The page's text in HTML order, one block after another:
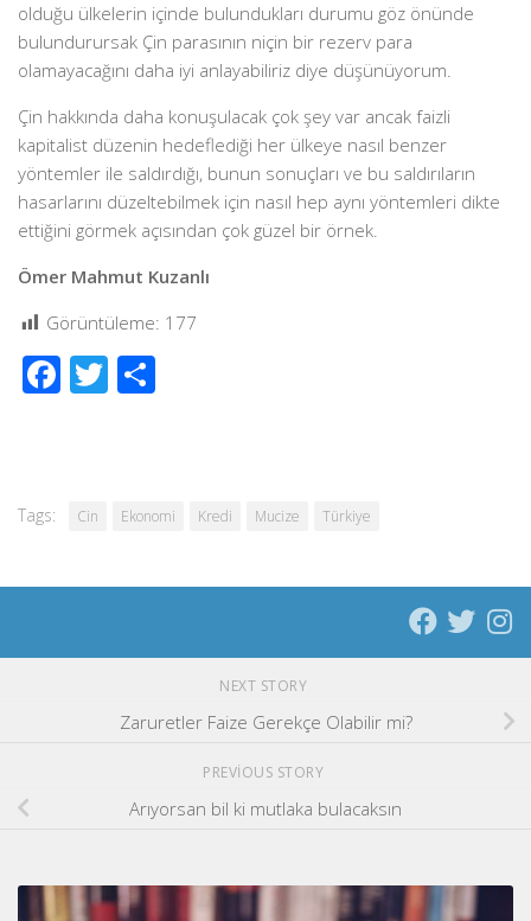
olduğu ülkelerin içinde bulundukları durumu göz önünde
bulundurursak Çin parasının niçin bir rezerv para
olamayacağını daha iyi anlayabiliriz diye düşünüyorum.
Çin hakkında daha konuşulacak çok şey var ancak faizli
kapitalist düzenin hedeflediği her ülkeye nasıl benzer
yöntemler ile saldırdığı, bunun sonuçları ve bu saldırıların
hasarlarını düzeltebilmek için nasıl hep aynı yöntemleri dikte
ettiğini görmek açısından çok güzel bir örnek.
Ömer Mahmut Kuzanlı
Görüntüleme: 177
Facebook
Twitter
Tags: Cin Ekonomi Kredi Mucize Türkiye
NEXT STORY
Zaruretler Faize Gerekçe Olabilir mi?
PREVIOUS STORY
Arıyorsan bil ki mutlaka bulacaksın